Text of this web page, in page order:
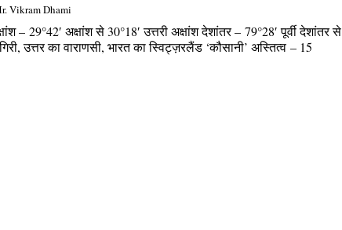
Vikram Dhami
– 29°42′ अक्षांश से 30°18′ उत्तरी अक्षांश देशांतर – 79°28′ पूर्वी देशांतर से
उत्तर का वाराणसी, भारत का स्विट्ज़रलैंड ‘कौसानी’ अस्तित्व – 15